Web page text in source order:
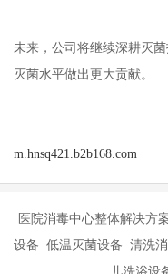
未来，公司将继续深耕灭
灭菌水平做出更大贡献。
m.hnsq421.b2b168.com
医院消毒中心整体解决方
设备 低温灭菌设备 清洗